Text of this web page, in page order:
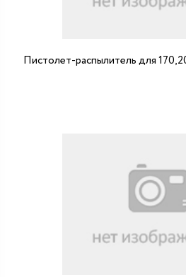
Пистолет-распылитель для